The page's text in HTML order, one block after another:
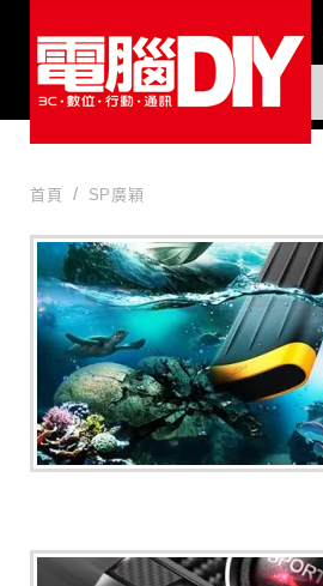
首頁 SP廣穎
SP廣穎